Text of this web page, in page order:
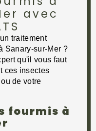
avec
traitement
Sanary-sur-Mer ?
qu'il vous faut
ces insectes
de votre
fourmis à